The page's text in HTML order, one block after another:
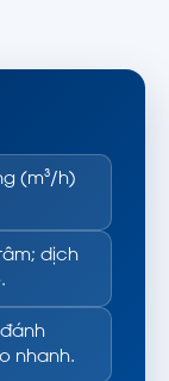
(m³/h)
dịch
đánh
nhanh.